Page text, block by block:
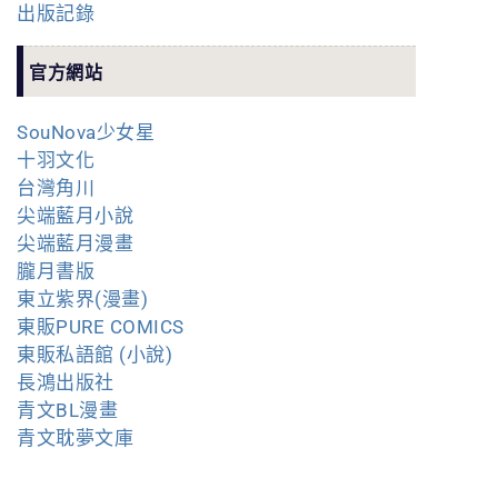
出版記錄
官方網站
SouNova少女星
十羽文化
台灣角川
尖端藍月小說
尖端藍月漫畫
朧月書版
東立紫界(漫畫)
東販PURE COMICS
東販私語館 (小說)
長鴻出版社
青文BL漫畫
青文耽夢文庫